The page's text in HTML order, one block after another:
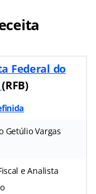
Federal do
(RFB)
Getúlio Vargas
e Analista